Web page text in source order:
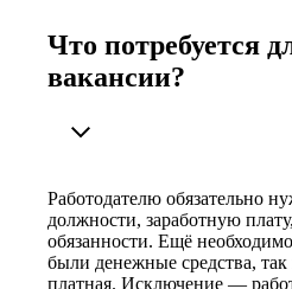
Что потребуется
вакансии?
Работодателю обязательно
должности, заработную
обязанности. Ещё
были денежные средства,
платная. Исключение —